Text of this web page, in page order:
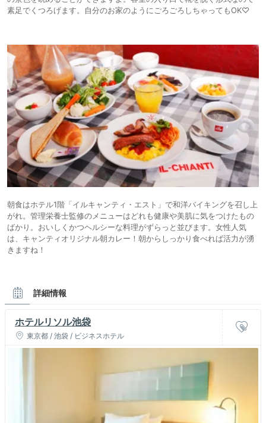
素足でくつろげます。自分のお家のようにごろごろしちゃってもOK♡
朝食はホテル1階「イルキャンティ・エスト」で和洋バイキングを召し上
がれ。管理栄養士監修のメニューはどれも健康や美肌に気をつけたもの
ばかり。おいしくかつヘルシーな料理がずらっと並びます。女性人気
は、キャンティオリジナル朝カレー！朝からしっかり食べれば活力が湧
きますね！
詳細情報
ホテルリソル池袋
東京都 / 池袋 / ビジネスホテル